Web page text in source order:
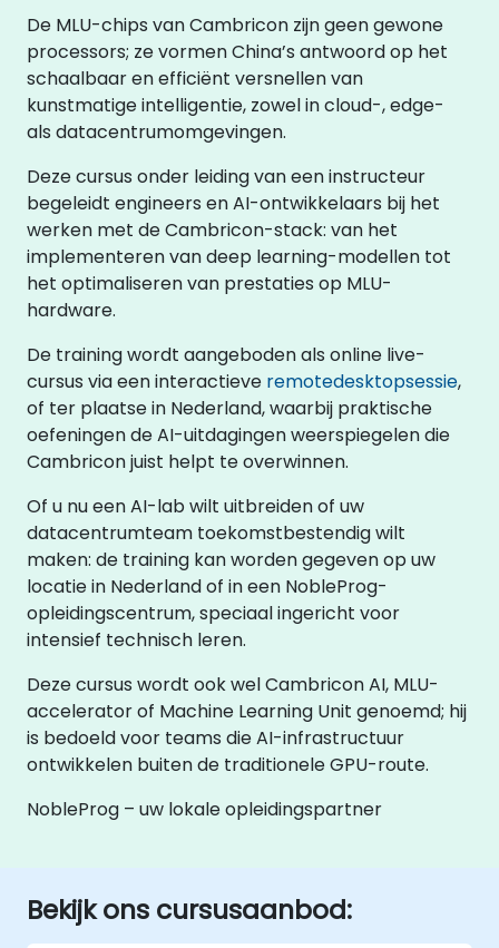
De MLU-chips van Cambricon zijn geen gewone
processors; ze vormen China’s antwoord op het
schaalbaar en efficiënt versnellen van
kunstmatige intelligentie, zowel in cloud-, edge-
als datacentrumomgevingen.
Deze cursus onder leiding van een instructeur
begeleidt engineers en AI-ontwikkelaars bij het
werken met de Cambricon-stack: van het
implementeren van deep learning-modellen tot
het optimaliseren van prestaties op MLU-
hardware.
De training wordt aangeboden als online live-
cursus via een interactieve remotedesktopsessie,
of ter plaatse in Nederland, waarbij praktische
oefeningen de AI-uitdagingen weerspiegelen die
Cambricon juist helpt te overwinnen.
Of u nu een AI-lab wilt uitbreiden of uw
datacentrumteam toekomstbestendig wilt
maken: de training kan worden gegeven op uw
locatie in Nederland of in een NobleProg-
opleidingscentrum, speciaal ingericht voor
intensief technisch leren.
Deze cursus wordt ook wel Cambricon AI, MLU-
accelerator of Machine Learning Unit genoemd; hij
is bedoeld voor teams die AI-infrastructuur
ontwikkelen buiten de traditionele GPU-route.
NobleProg – uw lokale opleidingspartner
Bekijk ons cursusaanbod: